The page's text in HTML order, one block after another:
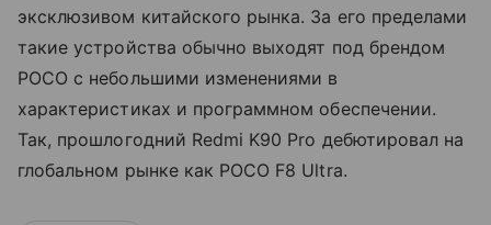
эксклюзивом китайского рынка. За его пределами
такие устройства обычно выходят под брендом
POCO с небольшими изменениями в
характеристиках и программном обеспечении.
Так, прошлогодний Redmi K90 Pro дебютировал на
глобальном рынке как POCO F8 Ultra.